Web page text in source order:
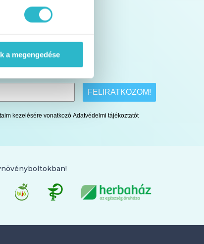
a megengedése
akcióinkról is
FELIRATKOZOM!
kezelésére vonatkozó Adatvédelmi tájékoztatót